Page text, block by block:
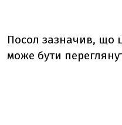
Посол зазначив, що
може бути